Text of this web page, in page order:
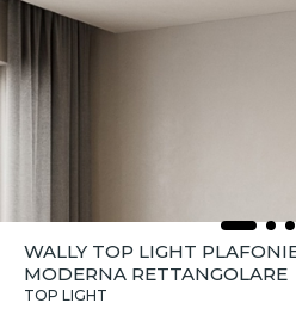
WALLY TOP LIGHT
MODERNA RETTANGOLARE
TOP LIGHT